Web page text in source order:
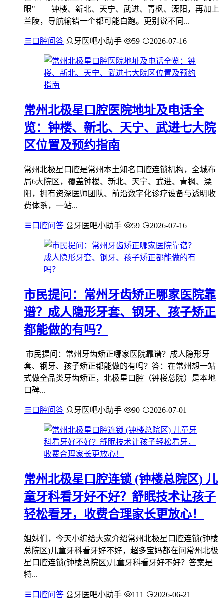
眼"——钟楼、新北、天宁、武进、青枫、溧阳，再加上
兰陵，导航输错一个都可能白跑。更别说不同...
口腔问答 牙医吧小助手 59 2026-07-16
常州北极星口腔医院地址及电话全
览：钟楼、新北、天宁、武进七大院
区位置及预约指南
常州北极星口腔是常州本土知名口腔连锁机构，全城布
局6大院区，覆盖钟楼、新北、天宁、武进、青枫、溧
阳，拥有资深医师团队、前沿数字化诊疗设备与透明收
费体系，一站...
口腔问答 牙医吧小助手 59 2026-07-16
市民提问：常州牙齿矫正哪家医院靠
谱？成人隐形牙套、钢牙、孩子矫正
都能做的有吗？
市民提问：常州牙齿矫正哪家医院靠谱？成人隐形牙
套、钢牙、孩子矫正都能做的有吗？答：在常州想一站
式做全品类牙齿矫正，北极星口腔（钟楼总院）是本地
口碑...
口腔问答 牙医吧小助手 90 2026-07-01
常州北极星口腔连锁 (钟楼总院区) 儿
童牙科看牙好不好？舒眠技术让孩子
轻松看牙，收费合理家长更放心！
姐妹们，今天小编给大家介绍常州北极星口腔连锁(钟楼
总院区)儿童牙科看牙好不好，超多宝妈都在问常州北极
星口腔连锁(钟楼总院区)儿童牙科看牙好不好？答案是
特...
口腔问答 牙医吧小助手 111 2026-06-21